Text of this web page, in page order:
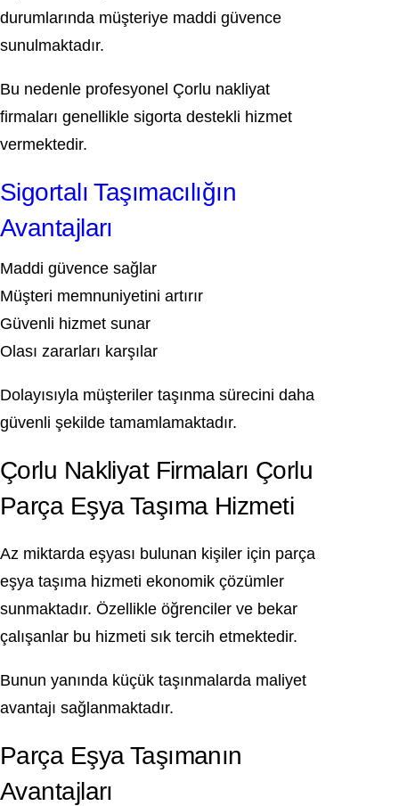
durumlarında müşteriye maddi güvence
sunulmaktadır.
Bu nedenle profesyonel Çorlu nakliyat
firmaları genellikle sigorta destekli hizmet
vermektedir.
Sigortalı Taşımacılığın
Avantajları
Maddi güvence sağlar
Müşteri memnuniyetini artırır
Güvenli hizmet sunar
Olası zararları karşılar
Dolayısıyla müşteriler taşınma sürecini daha
güvenli şekilde tamamlamaktadır.
Çorlu Nakliyat Firmaları Çorlu
Parça Eşya Taşıma Hizmeti
Az miktarda eşyası bulunan kişiler için parça
eşya taşıma hizmeti ekonomik çözümler
sunmaktadır. Özellikle öğrenciler ve bekar
çalışanlar bu hizmeti sık tercih etmektedir.
Bunun yanında küçük taşınmalarda maliyet
avantajı sağlanmaktadır.
Parça Eşya Taşımanın
Avantajları